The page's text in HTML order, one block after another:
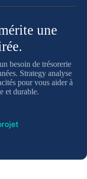
une
besoin de trésorerie
Strategy analyse
pour vous aider à
et durable.